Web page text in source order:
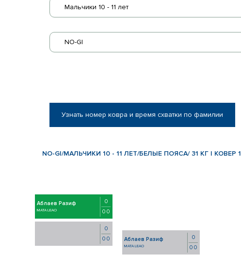
Мальчики 10 - 11 лет
NO-GI
Узнать номер ковра и время схватки по фамилии
NO-GI/МАЛЬЧИКИ 10 - 11 ЛЕТ/БЕЛЫЕ ПОЯСА/ 31 КГ | КОВЕР 1
Аблаев Разиф
MATA LEAO
0
0 0
0
0 0
Аблаев Разиф
MATA LEAO
0
0 0